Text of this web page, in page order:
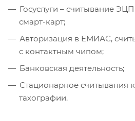
Госуслуги – считывание
смарт-карт;
Авторизация в ЕМИАС,
с контактным чипом;
Банковская деятельность;
Стационарное считывания
тахографии.